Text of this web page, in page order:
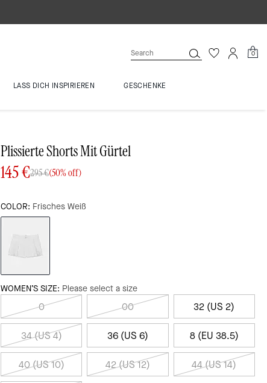
0
LASS DICH INSPIRIEREN GESCHENKE
Plissierte Shorts Mit Gürtel
145 €295 €(50% off)
COLOR: Frisches Weiß
WOMEN’S SIZE: Please select a size
0 00 32 (US 2)
34 (US 4) 36 (US 6) 8 (EU 38.5)
40 (US 10) 42 (US 12) 44 (US 14)